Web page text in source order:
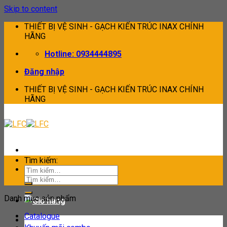
Skip to content
THIẾT BỊ VỆ SINH - GẠCH KIẾN TRÚC INAX CHÍNH
HÃNG
Hotline: 0934444895
Đăng nhập
THIẾT BỊ VỆ SINH - GẠCH KIẾN TRÚC INAX CHÍNH
HÃNG
Tìm kiếm:
Tìm kiếm:
Danh mục sản phẩm
Catalogue